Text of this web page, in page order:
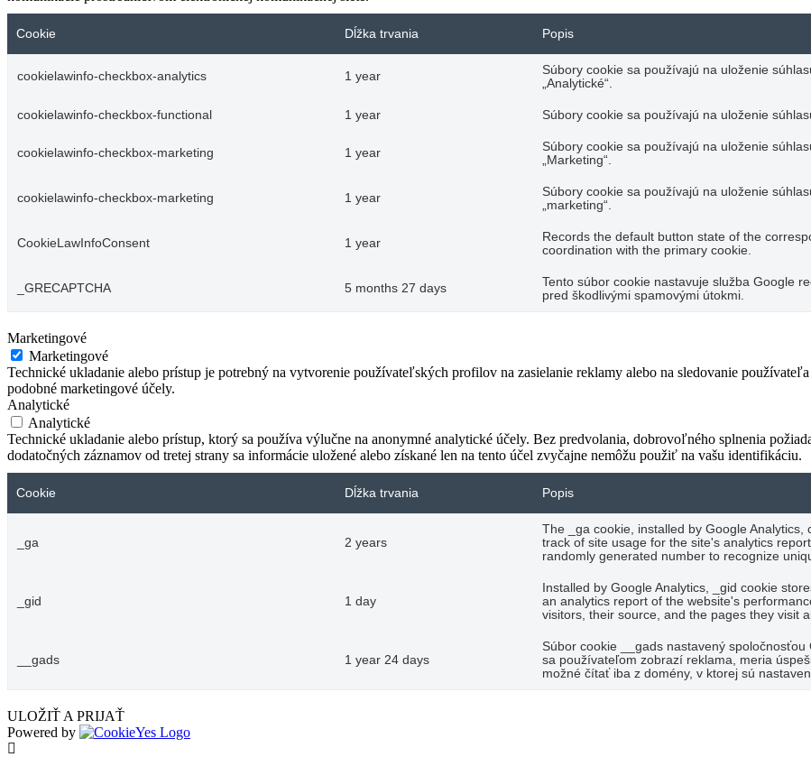
Cookie Dĺžka trvania Popis
cookielawinfo-checkbox-analytics 1 year
Súbory cookie sa používajú na uloženie
„Analytické“.
cookielawinfo-checkbox-functional 1 year Súbory cookie sa používajú na uloženie
cookielawinfo-checkbox-marketing 1 year
Súbory cookie sa používajú na uloženie
„Marketing“.
cookielawinfo-checkbox-marketing 1 year
Súbory cookie sa používajú na uloženie
„marketing“.
CookieLawInfoConsent 1 year
Records the default button state of the
coordination with the primary cookie.
_GRECAPTCHA 5 months 27 days
Tento súbor cookie nastavuje služba Google
pred škodlivými spamovými útokmi.
Marketingové
Marketingové
Technické ukladanie alebo prístup je potrebný na vytvorenie používateľských profilov na zasielanie reklamy alebo na sledovanie
podobné marketingové účely.
Analytické
Analytické
Technické ukladanie alebo prístup, ktorý sa používa výlučne na anonymné analytické účely. Bez predvolania, dobrovoľného splnenia
dodatočných záznamov od tretej strany sa informácie uložené alebo získané len na tento účel zvyčajne nemôžu použiť na vašu identifikáciu.
Cookie Dĺžka trvania Popis
_ga 2 years
The _ga cookie, installed by Google
track of site usage for the site's analytics
randomly generated number to recognize
_gid 1 day
Installed by Google Analytics, _gid cookie
an analytics report of the website's
visitors, their source, and the pages they visit
__gads 1 year 24 days
Súbor cookie __gads nastavený
sa používateľom zobrazí reklama, meria
možné čítať iba z domény, v ktorej sú
ULOŽIŤ A PRIJAŤ
Powered by